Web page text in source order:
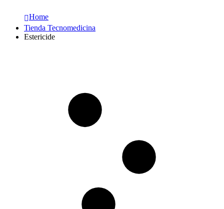
Home
Tienda Tecnomedicina
Estericide